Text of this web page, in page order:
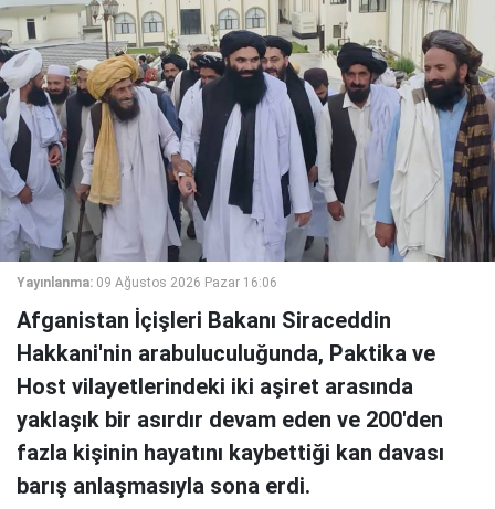
Yayınlanma: 09 Ağustos 2026 Pazar 16:06
Afganistan İçişleri Bakanı Siraceddin
Hakkani'nin arabuluculuğunda, Paktika ve
Host vilayetlerindeki iki aşiret arasında
yaklaşık bir asırdır devam eden ve 200'den
fazla kişinin hayatını kaybettiği kan davası
barış anlaşmasıyla sona erdi.